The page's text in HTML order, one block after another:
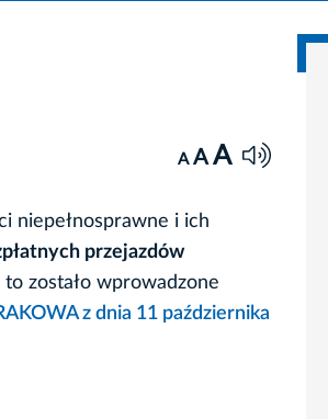
A A A
niepełnosprawne i ich
przejazdów
zostało wprowadzone
z dnia 11 października